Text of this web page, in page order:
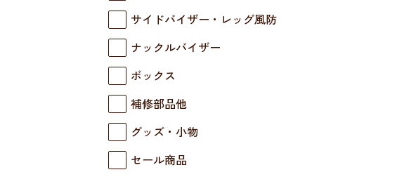
サイドバイザー・レッグ風防
ナックルバイザー
ボックス
補修部品他
グッズ・小物
セール商品